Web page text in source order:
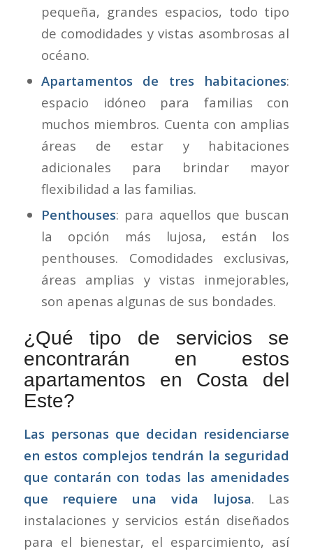
pequeña, grandes espacios, todo tipo
de comodidades y vistas asombrosas al
océano.
Apartamentos de tres habitaciones:
espacio idóneo para familias con
muchos miembros. Cuenta con amplias
áreas de estar y habitaciones
adicionales para brindar mayor
flexibilidad a las familias.
Penthouses: para aquellos que buscan
la opción más lujosa, están los
penthouses. Comodidades exclusivas,
áreas amplias y vistas inmejorables,
son apenas algunas de sus bondades.
¿Qué tipo de servicios se
encontrarán en estos
apartamentos en Costa del
Este?
Las personas que decidan residenciarse
en estos complejos tendrán la seguridad
que contarán con todas las amenidades
que requiere una vida lujosa. Las
instalaciones y servicios están diseñados
para el bienestar, el esparcimiento, así